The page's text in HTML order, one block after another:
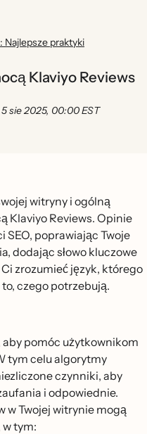
Najlepsze praktyki
Klaviyo Reviews
sie 2025, 00:00 EST
witryny i ogólną
Klaviyo Reviews. Opinie
poprawiając Twoje
dodając słowo kluczowe
zrozumieć język, którego
czego potrzebują.
aby pomóc użytkownikom
tym celu algorytmy
czynniki, aby
i odpowiednie.
w Twojej witrynie mogą
tym: